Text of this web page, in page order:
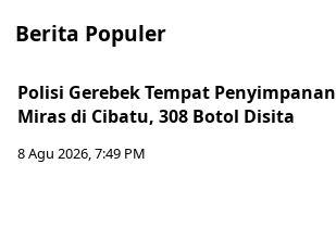
Berita Populer
Polisi Gerebek Tempat Penyimpanan
Miras di Cibatu, 308 Botol Disita
8 Agu 2026, 7:49 PM